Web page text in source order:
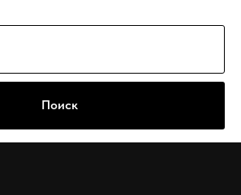
Поиск